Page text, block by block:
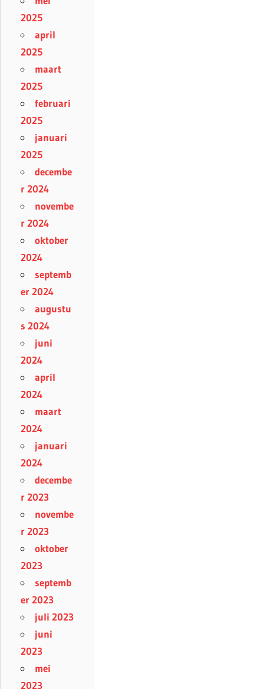
2025
april
2025
maart
2025
februari
2025
januari
2025
decembe
r 2024
novembe
r 2024
oktober
2024
septemb
er 2024
augustu
s 2024
juni
2024
april
2024
maart
2024
januari
2024
decembe
r 2023
novembe
r 2023
oktober
2023
septemb
er 2023
juli 2023
juni
2023
mei
2023